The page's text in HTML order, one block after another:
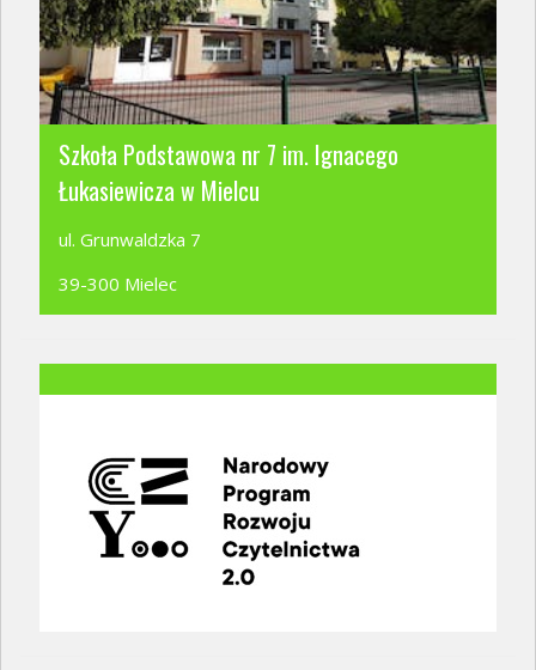
Szkoła Podstawowa nr 7 im. Ignacego
Łukasiewicza w Mielcu
ul. Grunwaldzka 7
39-300 Mielec